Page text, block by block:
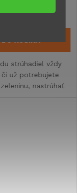
na centrálnom
ks
strúhadiel vždy
či už potrebujete
nastrúhať